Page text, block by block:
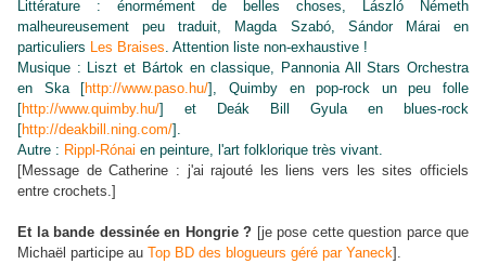
Littérature : énormément de belles choses, Lászl ó
Németh
malheureusement peu traduit, Magda Szabó, Sándor Márai en
particuliers Les Braises. Attention liste non-exhaustive !
Musique : Liszt et Bártok en classique, Pannonia All Stars Orchestra
en Ska [http://www.paso.hu/], Quimby en pop-rock un peu folle
[http://www.quimby.hu/] et Deák Bill Gyula en blues-rock
[http://deakbill.ning.com/].
Autre : Rippl-Rónai en peinture, l'art folklorique très vivant.
[Message de Catherine : j'ai rajouté les liens vers les sites officiels
entre crochets.]
Et la bande dessinée en Hongrie ? [je pose cette question parce que
Michaël participe au Top BD des blogueurs géré par Yaneck].